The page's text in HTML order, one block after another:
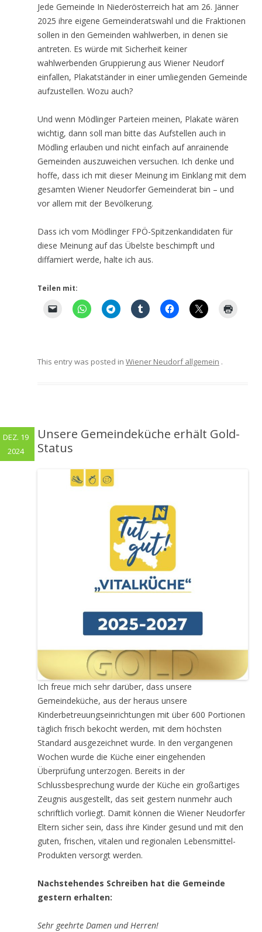
Jede Gemeinde In Niederösterreich hat am 26. Jänner
2025 ihre eigene Gemeinderatswahl und die Fraktionen
sollen in den Gemeinden wahlwerben, in denen sie
antreten. Es würde mit Sicherheit keiner
wahlwerbenden Gruppierung aus Wiener Neudorf
einfallen, Plakatständer in einer umliegenden Gemeinde
aufzustellen. Wozu auch?
Und wenn Mödlinger Parteien meinen, Plakate wären
wichtig, dann soll man bitte das Aufstellen auch in
Mödling erlauben und nicht einfach auf anrainende
Gemeinden auszuweichen versuchen. Ich denke und
hoffe, dass ich mit dieser Meinung im Einklang mit dem
gesamten Wiener Neudorfer Gemeinderat bin – und
vor allem mit der Bevölkerung.
Dass ich vom Mödlinger FPÖ-Spitzenkandidaten für
diese Meinung auf das Übelste beschimpft und
diffamiert werde, halte ich aus.
Teilen mit:
This entry was posted in Wiener Neudorf allgemein .
Unsere Gemeindeküche erhält Gold-
Status
Ich freue mich sehr darüber, dass unsere
Gemeindeküche, aus der heraus unsere
Kinderbetreuungseinrichtungen mit über 600 Portionen
täglich frisch bekocht werden, mit dem höchsten
Standard ausgezeichnet wurde. In den vergangenen
Wochen wurde die Küche einer eingehenden
Überprüfung unterzogen. Bereits in der
Schlussbesprechung wurde der Küche ein großartiges
Zeugnis ausgestellt, das seit gestern nunmehr auch
schriftlich vorliegt. Damit können die Wiener Neudorfer
Eltern sicher sein, dass ihre Kinder gesund und mit den
guten, frischen, vitalen und regionalen Lebensmittel-
Produkten versorgt werden.
Nachstehendes Schreiben hat die Gemeinde
gestern erhalten:
Sehr geehrte Damen und Herren!
DEZ. 19
2024